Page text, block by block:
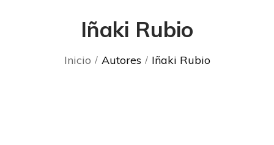
Iñaki Rubio
Inicio Autores Iñaki Rubio